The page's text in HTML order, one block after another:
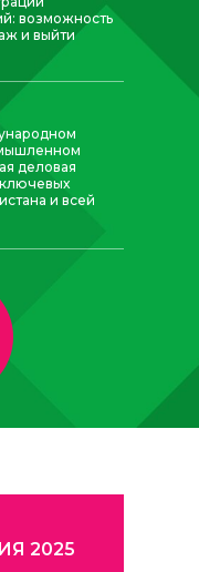
возможность
и выйти
деловая
и всей
2025